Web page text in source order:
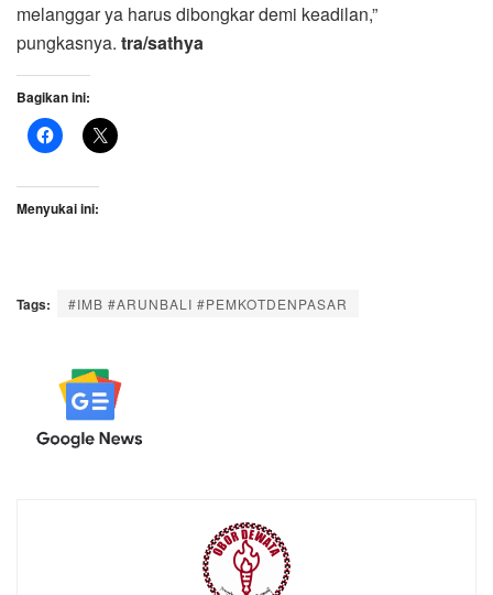
melanggar ya harus dibongkar demi keadilan,”
pungkasnya. tra/sathya
Bagikan ini:
Menyukai ini:
Tags: #IMB #ARUNBALI #PEMKOTDENPASAR